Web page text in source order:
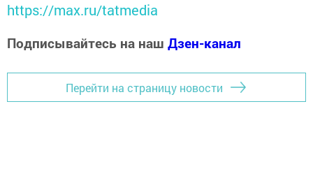
https://max.ru/tatmedia
Подписывайтесь на наш Дзен-канал
Перейти на страницу новости